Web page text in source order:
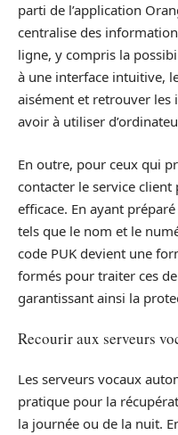
parti de l’application
centralise des
ligne, y compris la
à une interface intuitive,
aisément et retrouver les
avoir à utiliser
En outre, pour ceux qui
contacter le service
efficace. En ayant
tels que le nom et le
code PUK devient une
formés pour traiter ces
garantissant ainsi la
Recourir aux serveurs
Les serveurs vocaux
pratique pour la
la journée ou de la nuit.